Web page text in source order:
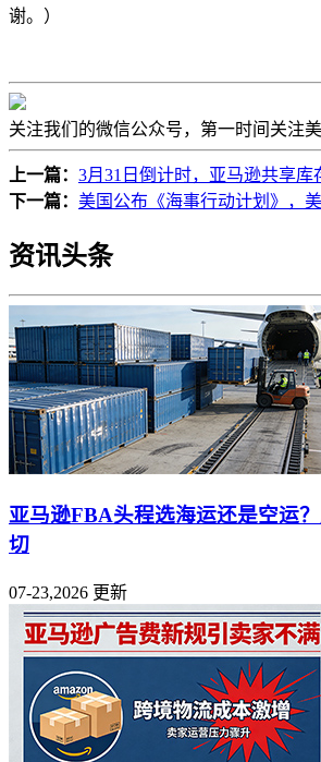
谢。）
关注我们的微信公众号，第一时间关注
上一篇： 3月31日倒计时，亚马逊共享库
下一篇： 美国公布《海事行动计划》，
资讯头条
亚马逊FBA头程选海运还是空运
切
07-23,2026 更新